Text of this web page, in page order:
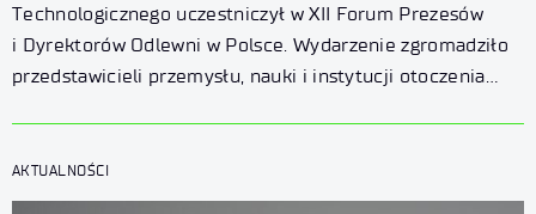
2026
Technologicznego uczestniczył w XII Forum Prezesów
i Dyrektorów Odlewni w Polsce. Wydarzenie zgromadziło
przedstawicieli przemysłu, nauki i instytucji otoczenia
od transformacji energetycznej i dekarbonizacji
po cyfryzację oraz wykorzystanie sztucznej inteligencji
AKTUALNOŚCI